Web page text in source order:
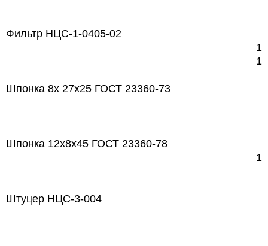
Фильтр НЦС-1-0405-02
1
1
Шпонка 8х 27х25 ГОСТ 23360-73
Шпонка 12х8х45 ГОСТ 23360-78
1
Штуцер НЦС-3-004